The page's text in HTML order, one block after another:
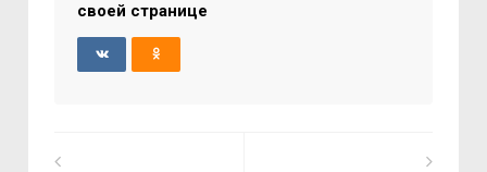
своей странице